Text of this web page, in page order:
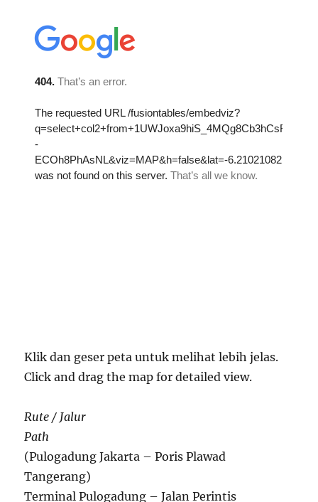
Klik dan geser peta untuk melihat lebih jelas.
Click and drag the map for detailed view.
Rute / Jalur
Path
(Pulogadung Jakarta – Poris Plawad
Tangerang)
Terminal Pulogadung – Jalan Perintis